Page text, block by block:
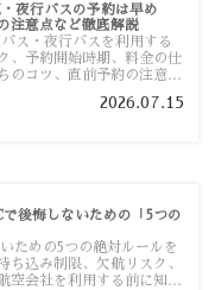
夜行バスの予約は早め
注意点など徹底解説
ス・夜行バスを利用する
、予約開始時期、料金の仕
のコツ、直前予約の注意点
2026.07.15
で後悔しないための「5つの
ための5つの絶対ルールを
ち込み制限、欠航リスク、
空会社を利用する前に知っ